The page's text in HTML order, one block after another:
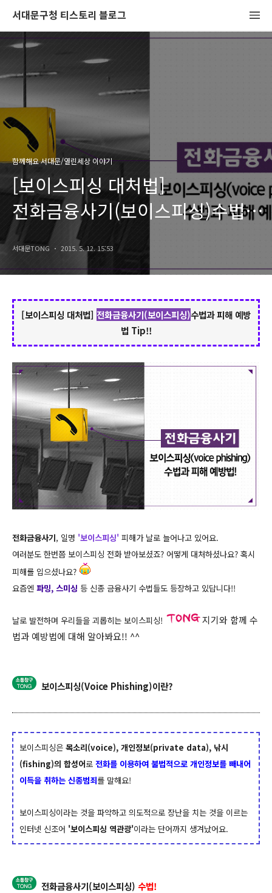
서대문구청 티스토리 블로그
함께해요 서대문/열린세상 이야기
[보이스피싱 대처법]
전화금융사기(보이스피싱)수법과
피해 예방법 Tip!!
서대문TONG 2015. 5. 12. 15:53
[보이스피싱 대처법] 전화금융사기(보이스피싱)수법과 피해 예방
법 Tip!!
전화금융사기, 일명 '보이스피싱' 피해가 날로 늘어나고 있어요.
여러분도 한번쯤 보이스피싱 전화 받아보셨죠? 어떻게 대처하셨나요? 혹시
피해를 입으셨나요?
요즘엔 파밍, 스미싱 등 신종 금융사기 수법들도 등장하고 있답니다!!
날로 발전하며 우리들을 괴롭히는 보이스피싱!
지기와 함께 수
법과 예방법에 대해 알아봐요!! ^^
보이스피싱(Voice Phishing)이란?
보이스피싱은 목소리(voice), 개인정보(private data), 낚시
(fishing)의 합성어로 전화를 이용하여 불법적으로 개인정보를 빼내어
이득을 취하는 신종범죄를 말해요!
보이스피싱이라는 것을 파악하고 의도적으로 장난을 치는 것을 이르는
인터넷 신조어 '보이스피싱 역관광'이라는 단어까지 생겨났어요.
전화금융사기(보이스피싱) 수법!